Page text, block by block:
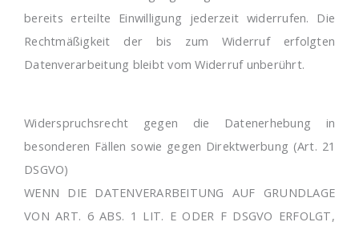
bereits erteilte Einwilligung jederzeit widerrufen. Die
Rechtmäßigkeit der bis zum Widerruf erfolgten
Datenverarbeitung bleibt vom Widerruf unberührt.
Widerspruchsrecht gegen die Datenerhebung in
besonderen Fällen sowie gegen Direktwerbung (Art. 21
DSGVO)
WENN DIE DATENVERARBEITUNG AUF GRUNDLAGE
VON ART. 6 ABS. 1 LIT. E ODER F DSGVO ERFOLGT,